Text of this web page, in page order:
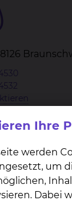
Ihre
werden
um
Dabei